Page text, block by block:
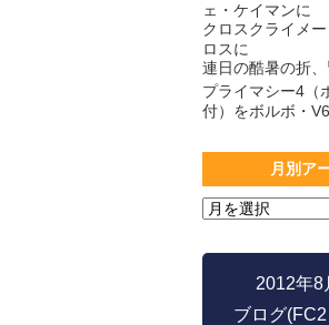
ェ・ケイマンに
クロスクライメ
ロスに
連日の酷暑の折
プライマシー4（
付）をボルボ・
月別ア
2012年8
ブログ